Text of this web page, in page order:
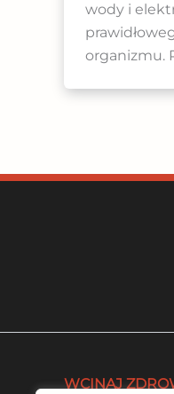
wody i
organizmu.
WCINAJ